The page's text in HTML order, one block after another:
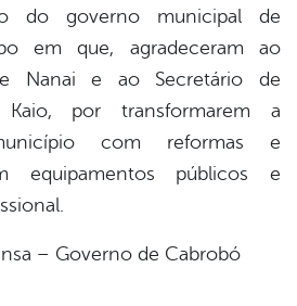
do governo municipal de
em que, agradeceram ao
Nanai e ao Secretário de
Kaio, por transformarem a
com reformas e
equipamentos públicos e
– Governo de Cabrobó